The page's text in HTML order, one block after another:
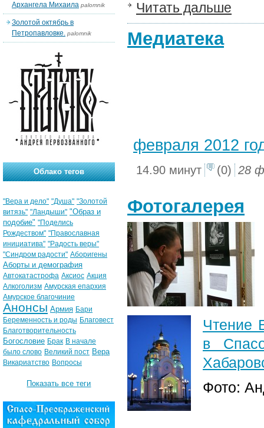
Читать дальше
Медиатека
февраля 2012
14.90 минут (0) 28
Фотогалерея
Чтение
в
Фото:
Архангела Михаила palomnik
Золотой октябрь в
Петропавловке. palomnik
Облако тегов
"Вера и дело" "Душа" "Золотой
витязь" "Ландыши" "Образ и
подобие" "Поделись
Рождеством" "Православная
инициатива" "Радость веры"
"Синдром радости" Аборигены
Аборты и демография
Автокатастрофа Аксиос Акция
Алкоголизм Амурская епархия
Амурское благочиние
Анонсы Армия Бари
Беременность и роды Благовест
Благотворительность
Богословие Брак В начале
было слово Великий пост Вера
Викариатство Вопросы
Показать все теги